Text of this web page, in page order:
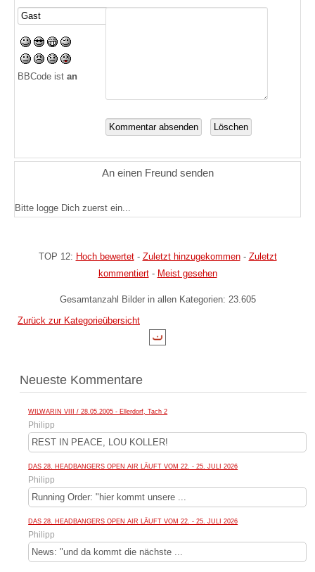
BBCode ist an
An einen Freund senden
Bitte logge Dich zuerst ein...
TOP 12: Hoch bewertet- Zuletzt hinzugekommen- Zuletzt
kommentiert- Meist gesehen
Gesamtanzahl Bilder in allen Kategorien: 23.605
Zurück zur Kategorieübersicht
Neueste Kommentare
WILWARIN VIII / 28.05.2005 - Ellerdorf, Tach 2
Philipp
REST IN PEACE, LOU KOLLER!
DAS 28. HEADBANGERS OPEN AIR LÄUFT VOM 22. - 25. JULI 2026
Philipp
Running Order: "hier kommt unsere ...
DAS 28. HEADBANGERS OPEN AIR LÄUFT VOM 22. - 25. JULI 2026
Philipp
News: "und da kommt die nächste ...